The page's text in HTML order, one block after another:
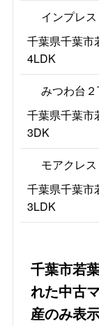
インプレ
千葉県千葉市
4LDK
みつわ台
千葉県千葉市
3DK
モアクレ
千葉県千葉市
3LDK
千葉市若
れた中古
産のみ表示